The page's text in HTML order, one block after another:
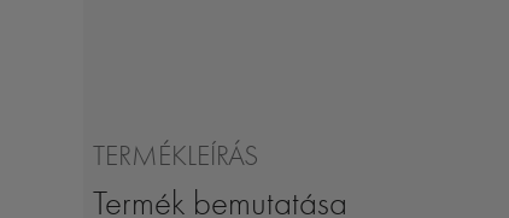
TERMÉKLEÍRÁS
Termék bemutatása